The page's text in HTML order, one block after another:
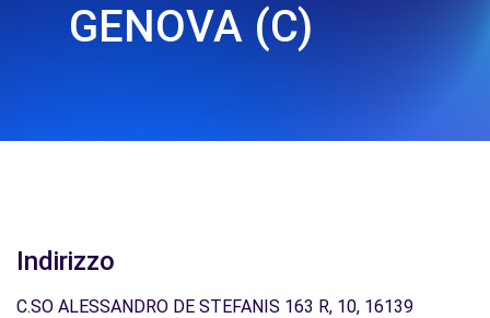
GENOVA (C)
Indirizzo
C.SO ALESSANDRO DE STEFANIS 163 R, 10, 16139